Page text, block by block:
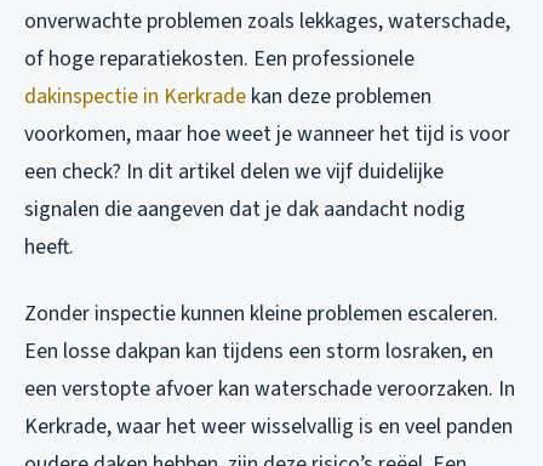
onverwachte problemen zoals lekkages, waterschade,
of hoge reparatiekosten. Een professionele
dakinspectie in Kerkrade kan deze problemen
voorkomen, maar hoe weet je wanneer het tijd is voor
een check? In dit artikel delen we vijf duidelijke
signalen die aangeven dat je dak aandacht nodig
heeft.
Zonder inspectie kunnen kleine problemen escaleren.
Een losse dakpan kan tijdens een storm losraken, en
een verstopte afvoer kan waterschade veroorzaken. In
Kerkrade, waar het weer wisselvallig is en veel panden